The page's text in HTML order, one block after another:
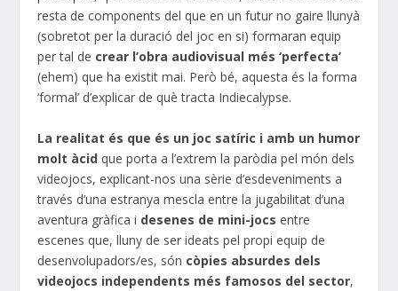
resta de components del que en un futur no gaire llunyà
(sobretot per la duració del joc en si) formaran equip
per tal de crear l’obra audiovisual més ‘perfecta’
(ehem) que ha existit mai. Però bé, aquesta és la forma
‘formal’ d’explicar de què tracta Indiecalypse.
La realitat és que és un joc satíric i amb un humor
molt àcid que porta a l’extrem la paròdia pel món dels
videojocs, explicant-nos una sèrie d’esdeveniments a
través d’una estranya mescla entre la jugabilitat d’una
aventura gràfica i desenes de mini-jocs entre
escenes que, lluny de ser ideats pel propi equip de
desenvolupadors/es, són còpies absurdes dels
videojocs independents més famosos del sector,